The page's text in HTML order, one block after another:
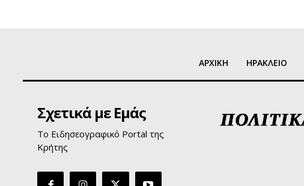
ΑΡΧΙΚΗ ΗΡΑΚΛΕΙΟ
Σχετικά με Εμάς
Το Ειδησεογραφικό Portal της
Κρήτης